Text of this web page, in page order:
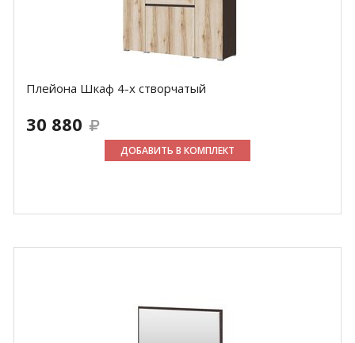
Плейона Шкаф 4-х створчатый
30 880
ДОБАВИТЬ В КОМПЛЕКТ